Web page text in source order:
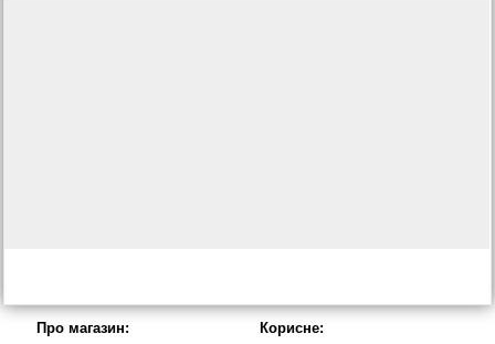
Про магазин: Корисне: